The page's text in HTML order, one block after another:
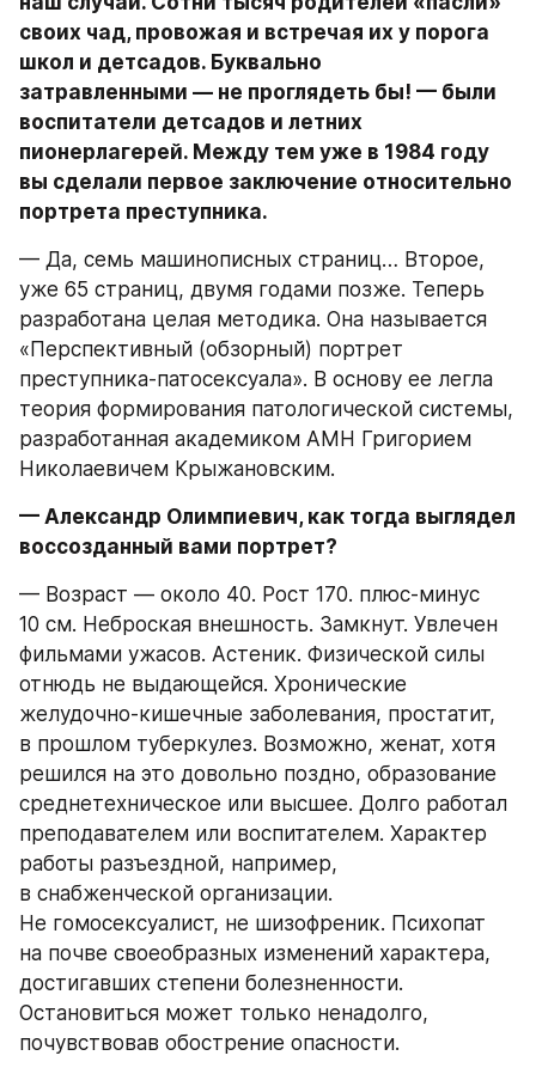
своих чад, провожая и встречая их у порога
школ и детсадов. Буквально
затравленными — не проглядеть бы! — были
воспитатели детсадов и летних
пионерлагерей. Между тем уже в 1984 году
вы сделали первое заключение относительно
портрета преступника.
— Да, семь машинописных страниц… Второе,
уже 65 страниц, двумя годами позже. Теперь
разработана целая методика. Она называется
«Перспективный (обзорный) портрет
преступника-патосексуала». В основу ее легла
теория формирования патологической системы,
разработанная академиком АМН Григорием
Николаевичем Крыжановским.
— Александр Олимпиевич, как тогда выглядел
воссозданный вами портрет?
— Возраст — около 40. Рост 170. плюс-минус
10 см. Неброская внешность. Замкнут. Увлечен
фильмами ужасов. Астеник. Физической силы
отнюдь не выдающейся. Хронические
желудочно-кишечные заболевания, простатит,
в прошлом туберкулез. Возможно, женат, хотя
решился на это довольно поздно, образование
среднетехническое или высшее. Долго работал
преподавателем или воспитателем. Характер
работы разъездной, например,
в снабженческой организации.
Не гомосексуалист, не шизофреник. Психопат
на почве своеобразных изменений характера,
достигавших степени болезненности.
Остановиться может только ненадолго,
почувствовав обострение опасности.